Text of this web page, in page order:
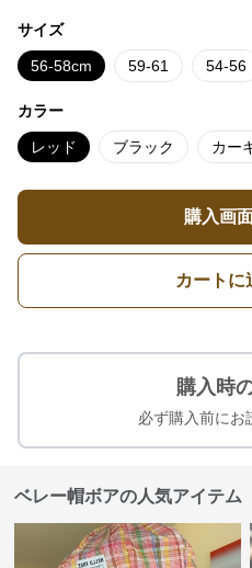
サイズ
56-58cm 59-61 54-56
カラー
レッド ブラック カー
購入画
カートに
購入時
必ず購入前にお
ベレー帽ボアの人気アイテム